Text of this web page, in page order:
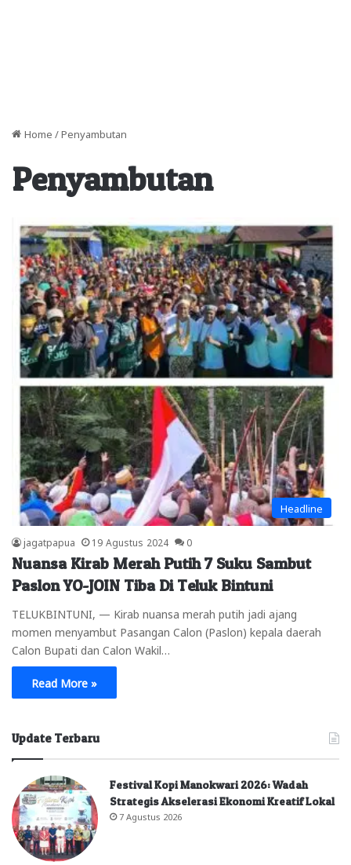
Home / Penyambutan
Penyambutan
Headline
jagatpapua 19 Agustus 2024 0
Nuansa Kirab Merah Putih 7 Suku Sambut
Paslon YO-JOIN Tiba Di Teluk Bintuni
TELUKBINTUNI, — Kirab nuansa merah putih jadi ajang
momen menyambut Pasangan Calon (Paslon) kepala daerah
Calon Bupati dan Calon Wakil…
Read More »
Update Terbaru
Festival Kopi Manokwari 2026: Wadah
Strategis Akselerasi Ekonomi Kreatif Lokal
7 Agustus 2026